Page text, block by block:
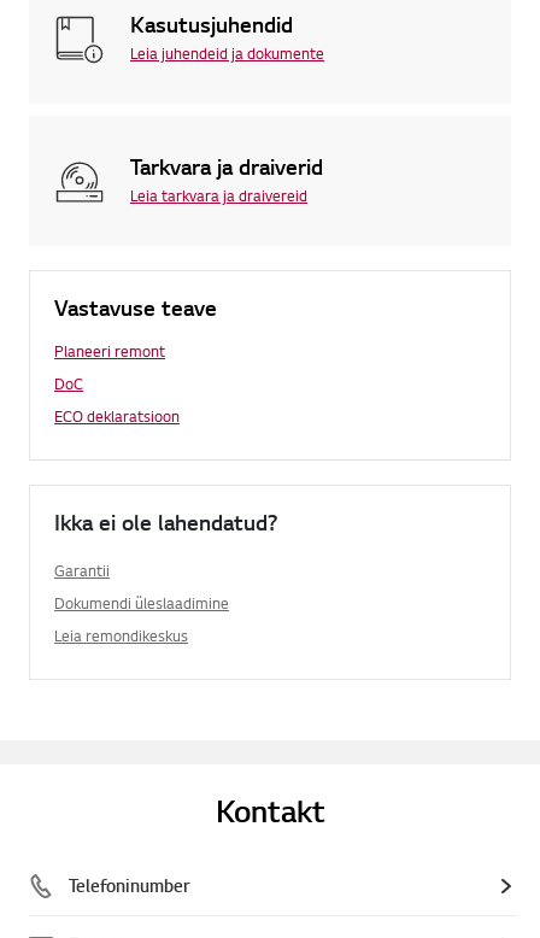
Kasutusjuhendid
Leia juhendeid ja dokumente
Tarkvara ja draiverid
Leia tarkvara ja draivereid
Vastavuse teave
Planeeri remont
DoC
ECO deklaratsioon
Ikka ei ole lahendatud?
Garantii
Dokumendi üleslaadimine
Leia remondikeskus
Kontakt
Telefoninumber